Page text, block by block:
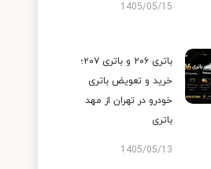
1405/05/15
باتری ۲۰۶ و باتری ۲۰۷؛
خرید و تعویض باتری
خودرو در تهران از مهد
باتری
1405/05/13